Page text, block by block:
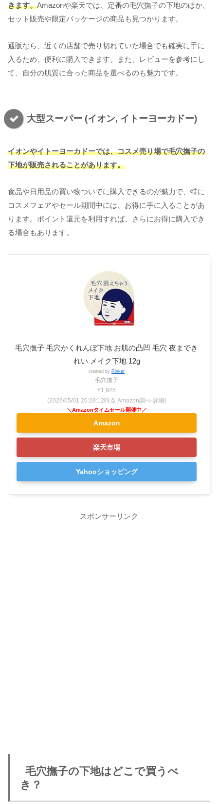
きます。Amazonや楽天では、定番の毛穴撫子の下地のほか、
セット販売や限定パッケージの商品も見つかります。
通販なら、近くの店舗で売り切れていた場合でも確実に手に
入るため、便利に購入できます。また、レビューを参考にし
て、自分の肌質に合った商品を選べるのも魅力です。
大型スーパー (イオン, イトーヨーカドー)
イオンやイトーヨーカドーでは、コスメ売り場で毛穴撫子の
下地が販売されることがあります。
食品や日用品の買い物ついでに購入できるのが魅力で、特に
コスメフェアやセール期間中には、お得に手に入ることがあ
ります。ポイント還元を利用すれば、さらにお得に購入でき
る場合もあります。
毛穴撫子 毛穴かくれんぼ下地 お肌の凸凹 毛穴 夜までき
れい メイク下地 12g
created by Rinker
毛穴撫子
¥1,925
(2026/05/01 20:28:12時点 Amazon調べ-詳細)
Amazon
楽天市場
Yahooショッピング
スポンサーリンク
毛穴撫子の下地はどこで買うべ
き？